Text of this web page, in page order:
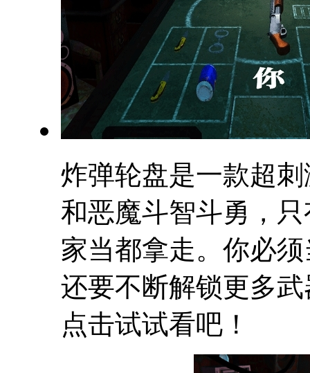
炸弹轮盘是一款超
和恶魔斗智斗勇，
家当都拿走。你必
还要不断解锁更多
点击试试看吧！